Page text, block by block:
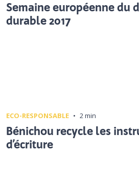
Semaine européenne du
durable 2017
ECO-RESPONSABLE • 2 min
Bénichou recycle les
d’écriture